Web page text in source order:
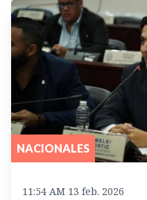
NACIONALES
11:54 AM 13 feb. 2026